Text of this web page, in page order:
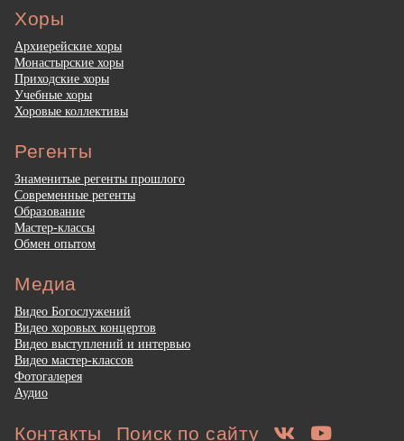
Хоры
Архиерейские хоры
Монастырские хоры
Приходские хоры
Учебные хоры
Хоровые коллективы
Регенты
Знаменитые регенты прошлого
Современные регенты
Образование
Мастер-классы
Обмен опытом
Медиа
Видео Богослужений
Видео хоровых концертов
Видео выступлений и интервью
Видео мастер-классов
Фотогалерея
Аудио
Контакты Поиск по сайту